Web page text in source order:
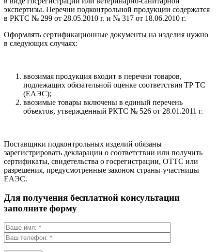
экспертизы. Перечни подконтрольной продукции содержатся
в РКТС № 299 от 28.05.2010 г. и № 317 от 18.06.2010 г.
Оформлять сертификационные документы на изделия нужно
в следующих случаях:
ввозимая продукция входит в перечни товаров,
подлежащих обязательной оценке соответствия ТР ТС
(ЕАЭС);
ввозимые товары включены в единый перечень
объектов, утвержденный РКТС № 526 от 28.01.2011 г.
Поставщики подконтрольных изделий обязаны
зарегистрировать декларации о соответствии или получить
сертификаты, свидетельства о госрегистрации, ОТТС или
разрешения, предусмотренные законом страны-участницы
ЕАЭС.
Для получения бесплатной консультации
заполните форму